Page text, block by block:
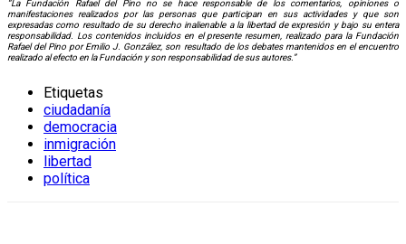
“La Fundación Rafael del Pino no se hace responsable de los comentarios, opiniones o
manifestaciones realizados por las personas que participan en sus actividades y que son
expresadas como resultado de su derecho inalienable a la libertad de expresión y bajo su entera
responsabilidad. Los contenidos incluidos en el presente resumen, realizado para la Fundación
Rafael del Pino por Emilio J. González, son resultado de los debates mantenidos en el encuentro
realizado al efecto en la Fundación y son responsabilidad de sus autores.”
Etiquetas
ciudadanía
democracia
inmigración
libertad
política